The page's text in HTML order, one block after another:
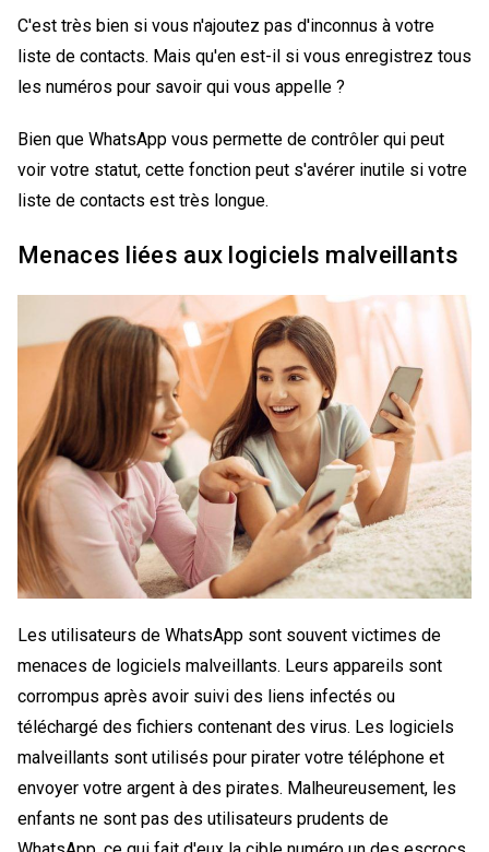
C'est très bien si vous n'ajoutez pas d'inconnus à votre
liste de contacts. Mais qu'en est-il si vous enregistrez tous
les numéros pour savoir qui vous appelle ?
Bien que WhatsApp vous permette de contrôler qui peut
voir votre statut, cette fonction peut s'avérer inutile si votre
liste de contacts est très longue.
Menaces liées aux logiciels malveillants
Les utilisateurs de WhatsApp sont souvent victimes de
menaces de logiciels malveillants. Leurs appareils sont
corrompus après avoir suivi des liens infectés ou
téléchargé des fichiers contenant des virus. Les logiciels
malveillants sont utilisés pour pirater votre téléphone et
envoyer votre argent à des pirates. Malheureusement, les
enfants ne sont pas des utilisateurs prudents de